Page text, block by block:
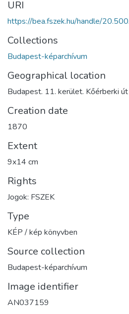
URI
https://bea.fszek.hu/handle/
Collections
Budapest-képarchívum
Geographical location
Budapest. 11. kerület. Kőérberki
Creation date
1870
Extent
9x14 cm
Rights
Jogok: FSZEK
Type
KÉP / kép könyvben
Source collection
Budapest-képarchívum
Image identifier
AN037159